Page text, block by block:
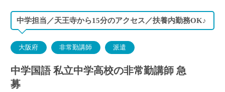
中学担当／天王寺から15分のアクセス／扶養内勤務OK♪
大阪府 非常勤講師 派遣
中学国語 私立中学高校の非常勤講師 急
募